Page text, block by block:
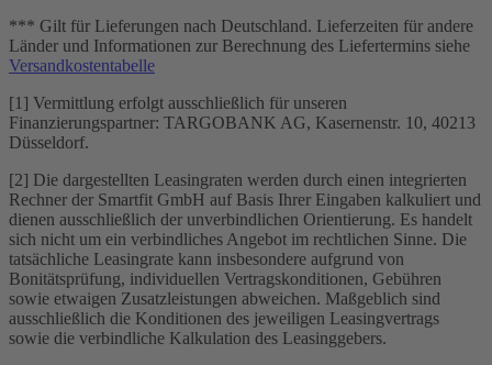
*** Gilt für Lieferungen nach Deutschland. Lieferzeiten für andere
Länder und Informationen zur Berechnung des Liefertermins siehe
Versandkostentabelle
[1] Vermittlung erfolgt ausschließlich für unseren
Finanzierungspartner: TARGOBANK AG, Kasernenstr. 10, 40213
Düsseldorf.
[2] Die dargestellten Leasingraten werden durch einen integrierten
Rechner der Smartfit GmbH auf Basis Ihrer Eingaben kalkuliert und
dienen ausschließlich der unverbindlichen Orientierung. Es handelt
sich nicht um ein verbindliches Angebot im rechtlichen Sinne. Die
tatsächliche Leasingrate kann insbesondere aufgrund von
Bonitätsprüfung, individuellen Vertragskonditionen, Gebühren
sowie etwaigen Zusatzleistungen abweichen. Maßgeblich sind
ausschließlich die Konditionen des jeweiligen Leasingvertrags
sowie die verbindliche Kalkulation des Leasinggebers.